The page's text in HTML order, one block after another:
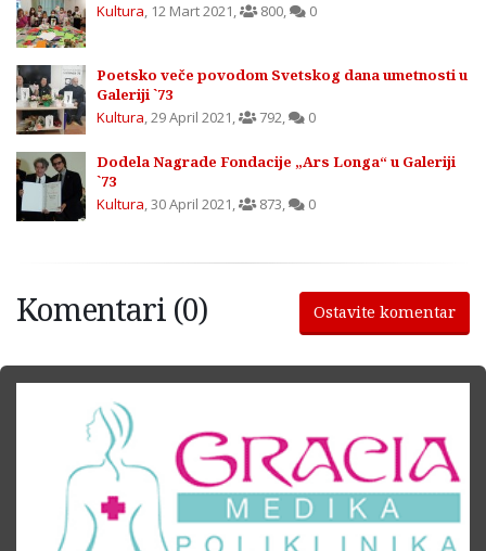
Kultura, 12 Mart 2021, 800, 0
Poetsko veče povodom Svetskog dana umetnosti u
Galeriji `73
Kultura,29 April 2021, 792, 0
Dodela Nagrade Fondacije „Ars Longa“ u Galeriji
`73
Kultura,30 April 2021, 873, 0
Komentari (0) Ostavite komentar